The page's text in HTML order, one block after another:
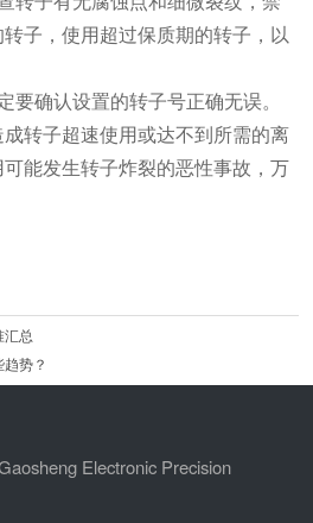
子，使用超过保质期的转子，以
确认设置的转子号正确无误。
转子超速使用或达不到所需的离
能发生转子炸裂的恶性事故，万
汇总
势？
Electronic Precision